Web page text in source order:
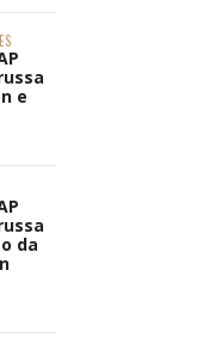
e
da